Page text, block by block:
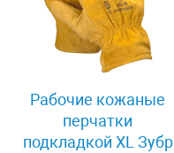
Рабочие кожаные
перчатки
подкладкой XL Зубр